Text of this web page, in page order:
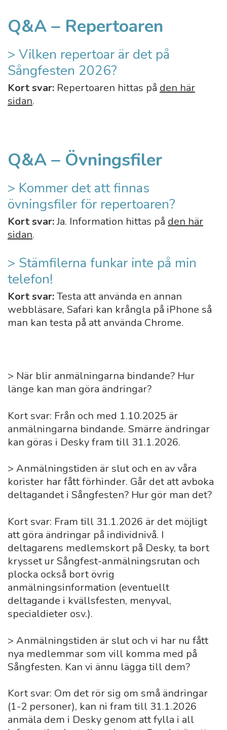
Q&A – Repertoaren
> Vilken repertoar är det på
Sångfesten 2026?
Kort svar: Repertoaren hittas på den här
sidan.
Q&A – Övningsfiler
> Kommer det att finnas
övningsfiler för repertoaren?
Kort svar:Ja. Information hittas på den här
sidan.
> Stämfilerna funkar inte på min
telefon!
Kort svar:Testa att använda en annan
webbläsare, Safari kan krångla på iPhone så
man kan testa på att använda Chrome.
> När blir anmälningarna bindande? Hur
länge kan man göra ändringar?
Kort svar: Från och med 1.10.2025 är
anmälningarna bindande. Smärre ändringar
kan göras i Desky fram till 31.1.2026.
> Anmälningstiden är slut och en av våra
korister har fått förhinder. Går det att avboka
deltagandet i Sångfesten? Hur gör man det?
Kort svar: Fram till 31.1.2026 är det möjligt
att göra ändringar på individnivå. I
deltagarens medlemskort på Desky, ta bort
krysset ur Sångfest-anmälningsrutan och
plocka också bort övrig
anmälningsinformation (eventuellt
deltagande i kvällsfesten, menyval,
specialdieter osv.).
> Anmälningstiden är slut och vi har nu fått
nya medlemmar som vill komma med på
Sångfesten. Kan vi ännu lägga till dem?
Kort svar: Om det rör sig om små ändringar
(1-2 personer), kan ni fram till 31.1.2026
anmäla dem i Desky genom att fylla i all